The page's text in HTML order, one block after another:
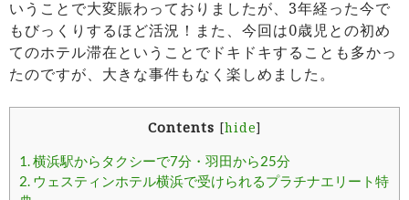
いうことで大変賑わっておりましたが、3年経った今で
もびっくりするほど活況！また、今回は0歳児との初め
てのホテル滞在ということでドキドキすることも多かっ
たのですが、大きな事件もなく楽しめました。
Contents [hide]
1.横浜駅からタクシーで7分・羽田から25分
2. ウェスティンホテル横浜で受けられるプラチナエリート特